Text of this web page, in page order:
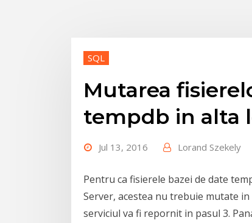
SQL
Mutarea
tempdb in alta
Jul 13, 2016 Lorand Szekely
Pentru ca fisierele bazei de date
Server, acestea nu trebuie mutate
serviciul va fi repornit in pasul 3.